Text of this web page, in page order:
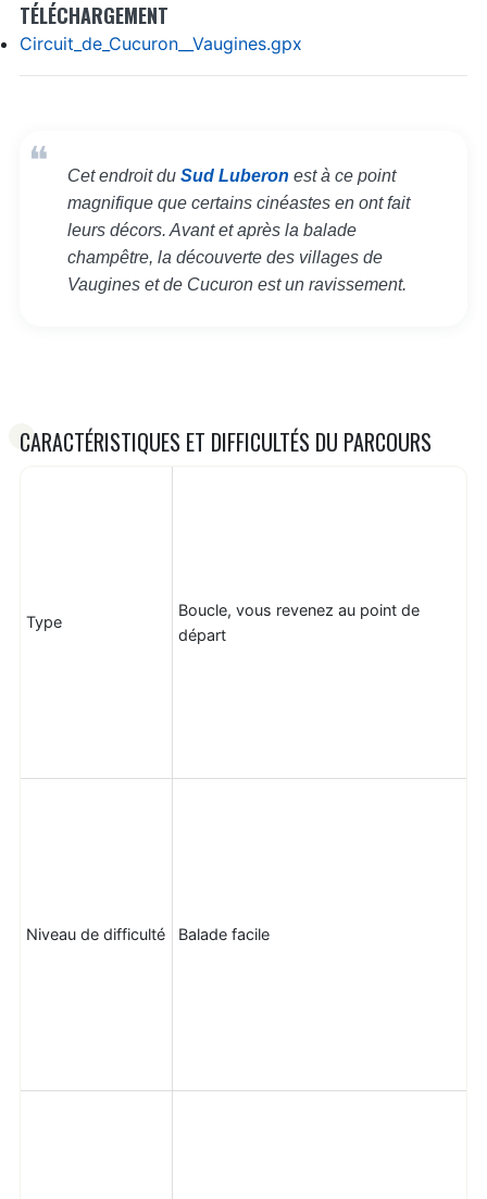
TÉLÉCHARGEMENT
Circuit_de_Cucuron__Vaugines.gpx
Cet endroit duSud Luberon est à ce point
magnifique que certains cinéastes en ont fait
leurs décors. Avant et après la balade
champêtre, la découverte des villages de
Vaugines et de Cucuron est un ravissement.
CARACTÉRISTIQUES ET DIFFICULTÉS DU PARCOURS
Type
Boucle, vous revenez au point de
départ
Niveau de difficulté Balade facile